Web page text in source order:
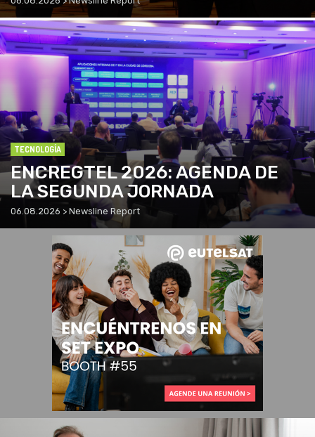
TECNOLOGÍA
ENCREGTEL 2026: AGENDA DE
LA SEGUNDA JORNADA
06.08.2026 > Newsline Report